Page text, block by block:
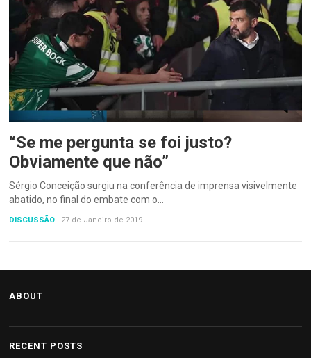
“Se me pergunta se foi justo?
Obviamente que não”
Sérgio Conceição surgiu na conferência de imprensa visivelmente
abatido, no final do embate com o…
DISCUSSÃO | 27 de Janeiro de 2019
ABOUT
RECENT POSTS